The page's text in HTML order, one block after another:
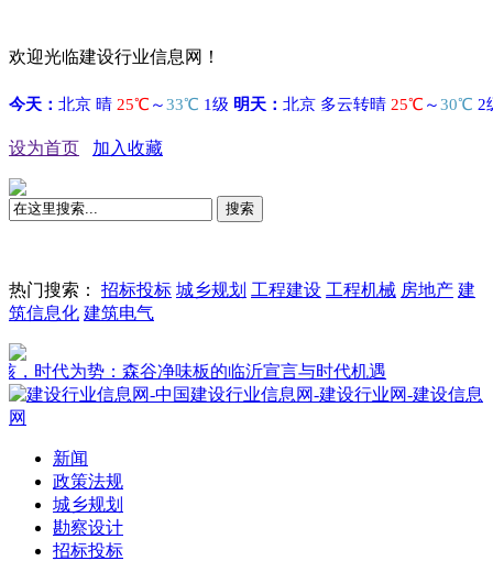
欢迎光临建设行业信息网！
设为首页 加入收藏
搜索
热门搜索： 招标投标 城乡规划 工程建设 工程机械 房地产 建
筑信息化 建筑电气
代为势：森谷净味板的临沂宣言与时代机遇
新闻
政策法规
城乡规划
勘察设计
招标投标